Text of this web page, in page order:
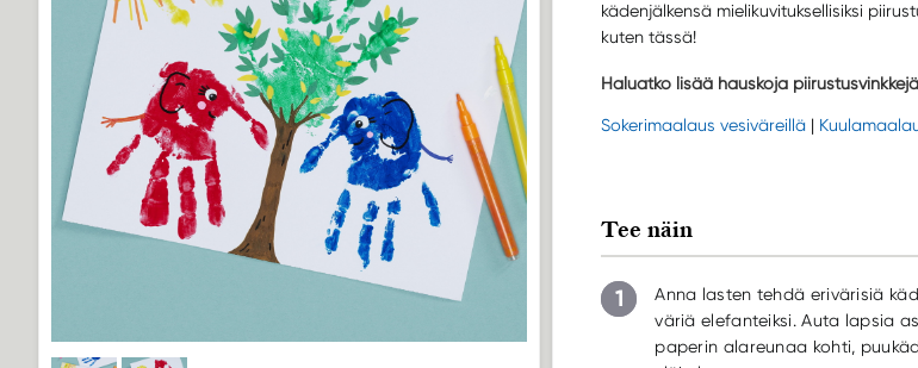
kädenjälkensä mielikuvituksellisiksi
kuten tässä!
Haluatko lisää hauskoja
Sokerimaalaus vesiväreillä |
Tee näin
1
Anna lasten tehdä erivärisiä
väriä elefanteiksi. Auta lapsia
paperin alareunaa kohti,